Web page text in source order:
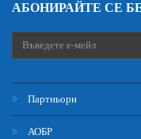
АБОНИРАЙТЕ СЕ
Партньори
АОБР